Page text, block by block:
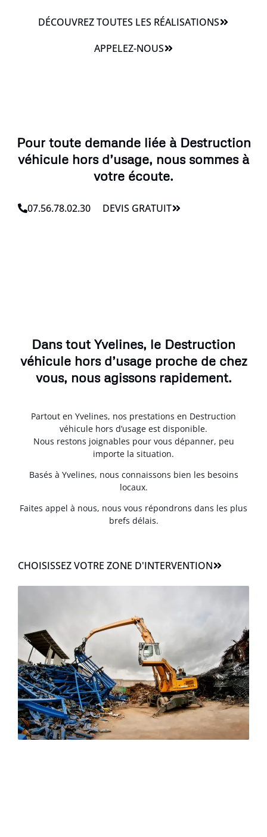
DÉCOUVREZ TOUTES LES RÉALISATIONS
APPELEZ-NOUS
Pour toute demande liée à Destruction
véhicule hors d’usage, nous sommes à
votre écoute.
07.56.78.02.30 DEVIS GRATUIT
Dans tout Yvelines, le Destruction
véhicule hors d’usage proche de chez
vous, nous agissons rapidement.
Partout en Yvelines, nos prestations en Destruction
véhicule hors d’usage est disponible.
Nous restons joignables pour vous dépanner, peu
importe la situation.
Basés à Yvelines, nous connaissons bien les besoins
locaux.
Faites appel à nous, nous vous répondrons dans les plus
brefs délais.
CHOISISSEZ VOTRE ZONE D'INTERVENTION